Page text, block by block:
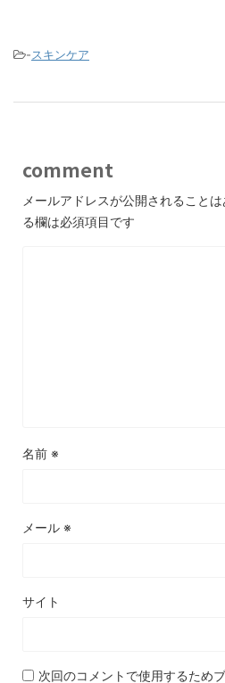
-スキンケア
comment
メールアドレスが公開されることは
る欄は必須項目です
名前 ※
メール ※
サイト
次回のコメントで使用するため